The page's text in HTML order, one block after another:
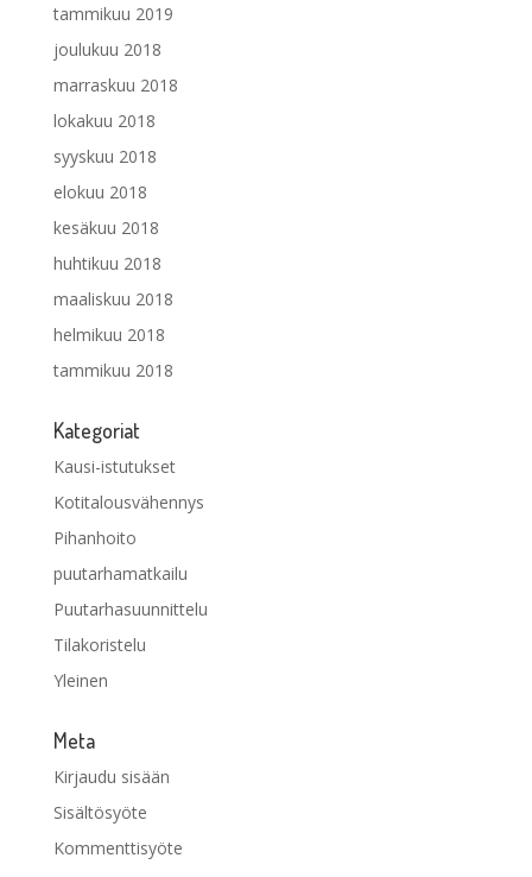
tammikuu 2019
joulukuu 2018
marraskuu 2018
lokakuu 2018
syyskuu 2018
elokuu 2018
kesäkuu 2018
huhtikuu 2018
maaliskuu 2018
helmikuu 2018
tammikuu 2018
Kategoriat
Kausi-istutukset
Kotitalousvähennys
Pihanhoito
puutarhamatkailu
Puutarhasuunnittelu
Tilakoristelu
Yleinen
Meta
Kirjaudu sisään
Sisältösyöte
Kommenttisyöte